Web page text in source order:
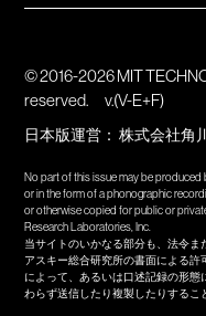
© 2016-2026 MIT
reserved.
v.(V-E+F)
日本版運営：株式会社角
No part of this issue may be produced
or in the form of a phonographic
or otherwise copied for public or
Research Laboratories, Inc.
当サイトのいかなる部分も、法令
アスキー総合研究所の書面による
によって、あるいは口述記録の形
わらず送信したり複製したりするこ